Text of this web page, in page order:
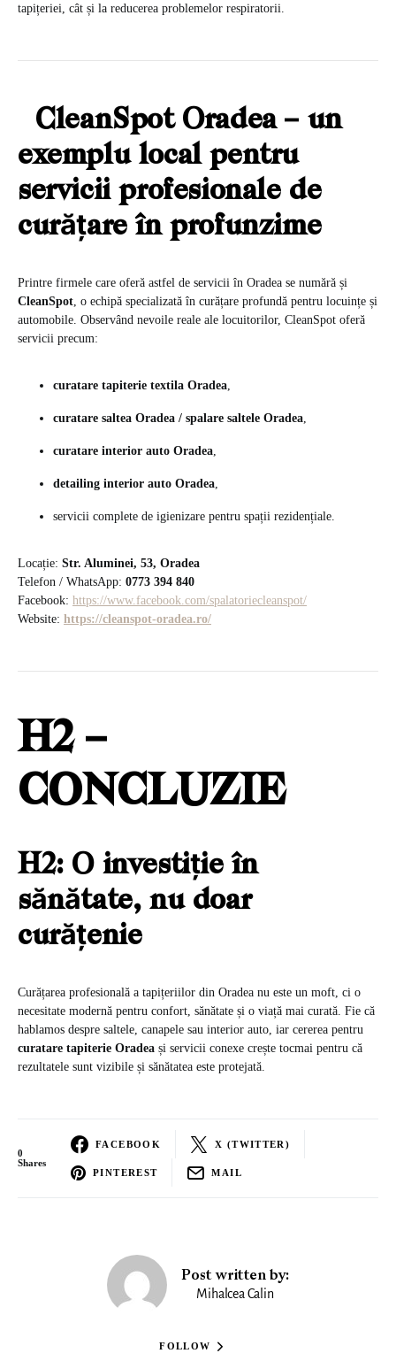
tapițeriei, cât și la reducerea problemelor respiratorii.
CleanSpot Oradea – un
exemplu local pentru
servicii profesionale de
curățare în profunzime
Printre firmele care oferă astfel de servicii în Oradea se numără și
CleanSpot, o echipă specializată în curățare profundă pentru locuințe și
automobile. Observând nevoile reale ale locuitorilor, CleanSpot oferă
servicii precum:
curatare tapiterie textila Oradea,
curatare saltea Oradea / spalare saltele Oradea,
curatare interior auto Oradea,
detailing interior auto Oradea,
servicii complete de igienizare pentru spații rezidențiale.
Locație: Str. Aluminei, 53, Oradea
Telefon / WhatsApp: 0773 394 840
Facebook: https://www.facebook.com/spalatoriecleanspot/
Website: https://cleanspot-oradea.ro/
H2 –
CONCLUZIE
H2: O investiție în
sănătate, nu doar
curățenie
Curățarea profesională a tapițeriilor din Oradea nu este un moft, ci o
necesitate modernă pentru confort, sănătate și o viață mai curată. Fie că
hablamos despre saltele, canapele sau interior auto, iar cererea pentru
curatare tapiterie Oradea și servicii conexe crește tocmai pentru că
rezultatele sunt vizibile și sănătatea este protejată.
0
Shares
FACEBOOK X (TWITTER)
PINTEREST MAIL
Post written by:
Mihalcea Calin
FOLLOW